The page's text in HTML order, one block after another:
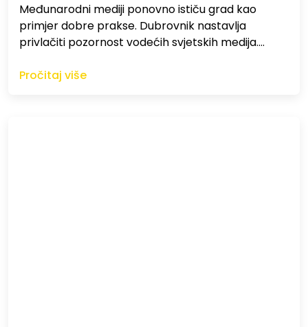
Međunarodni mediji ponovno ističu grad kao
primjer dobre prakse. Dubrovnik nastavlja
privlačiti pozornost vodećih svjetskih medija.…
Pročitaj više